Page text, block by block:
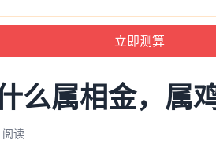
么属相金，属
读